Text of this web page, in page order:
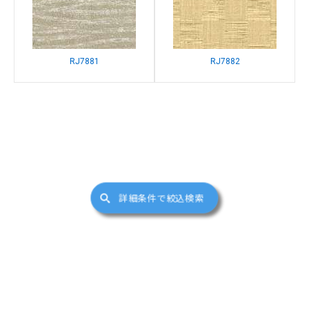
RJ7881 RJ7882
詳細条件で絞込検索